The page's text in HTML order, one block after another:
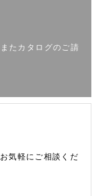
またカタログのご請
お気軽にご相談くだ